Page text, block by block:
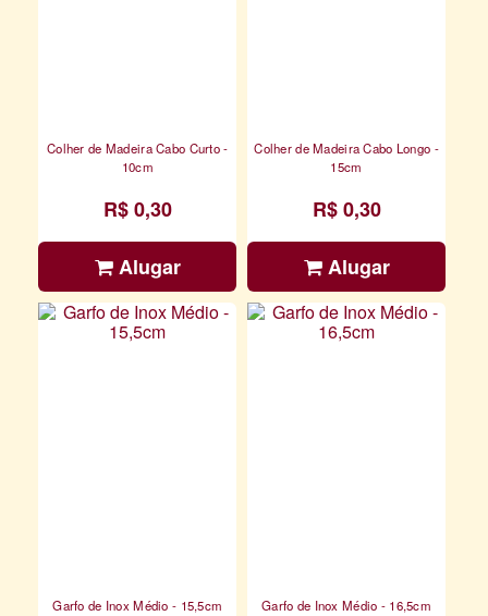
Colher de Madeira Cabo Curto -
10cm
R$ 0,30
Alugar
Colher de Madeira Cabo Longo -
15cm
R$ 0,30
Alugar
Garfo de Inox Médio - 15,5cm Garfo de Inox Médio - 16,5cm